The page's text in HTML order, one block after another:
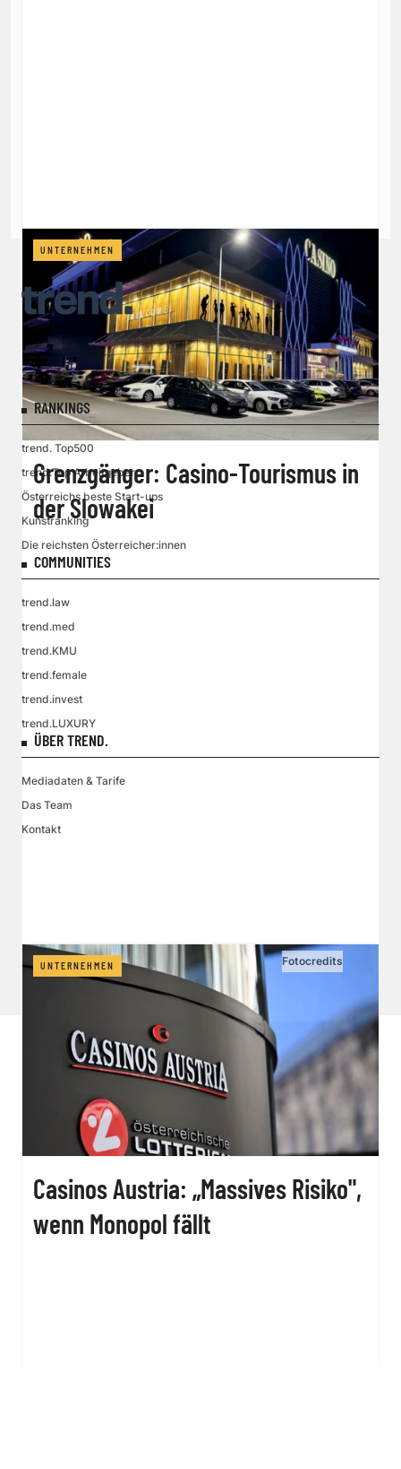
UNTERNEHMEN
Grenzgänger: Casino-Tourismus in
der Slowakei
UNTERNEHMEN
Casinos Austria: „Massives Risiko",
wenn Monopol fällt
RANKINGS
trend. Top500
trend.Top Arbeitgeber
Österreichs beste Start-ups
Kunstranking
Die reichsten Österreicher:innen
COMMUNITIES
trend.law
trend.med
trend.KMU
trend.female
trend.invest
trend.LUXURY
ÜBER TREND.
Mediadaten & Tarife
Das Team
Kontakt
Cookie Einstellungen
Vertrag widerrufen Fotocredits